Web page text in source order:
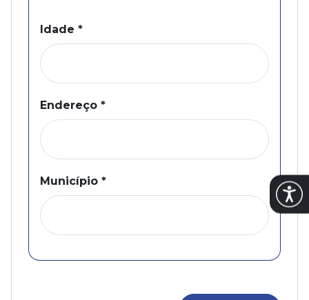
Abrir
Idade *
Endereço *
Município *